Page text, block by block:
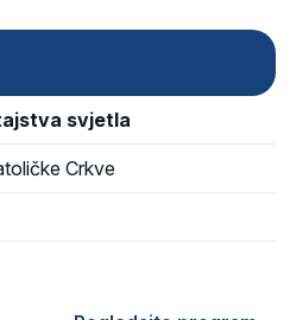
svjetla
Crkve